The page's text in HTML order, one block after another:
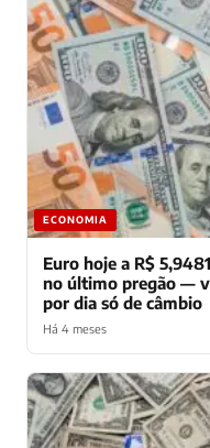
ECONOMIA
Euro hoje a R$
no último pregão —
por dia só de câmbio
Há 4 meses